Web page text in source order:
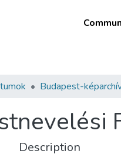
Budapest-
Description